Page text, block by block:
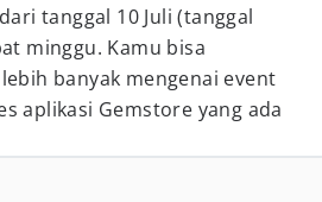
tanggal 10 Juli (tanggal
minggu. Kamu bisa
banyak mengenai event
aplikasi Gemstore yang ada